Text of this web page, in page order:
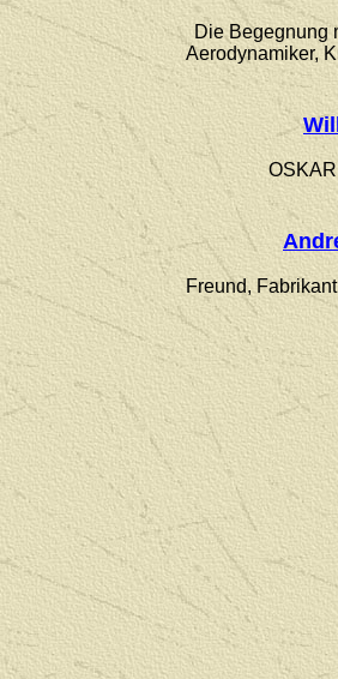
Die Begegnung
Aerodynamiker,
Freund,